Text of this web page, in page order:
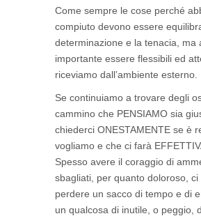
Come sempre le cose perché
compiuto devono essere
determinazione e la tenacia, ma
importante essere flessibili ed
riceviamo dall’ambiente esterno.
Se continuiamo a trovare degli
cammino che PENSIAMO sia
chiederci ONESTAMENTE se è
vogliamo e che ci farà
Spesso avere il coraggio di
sbagliati, per quanto doloroso,
perdere un sacco di tempo e di
un qualcosa di inutile, o peggio,